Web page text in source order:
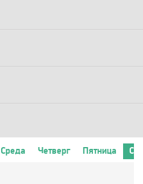
Среда Четверг Пятница